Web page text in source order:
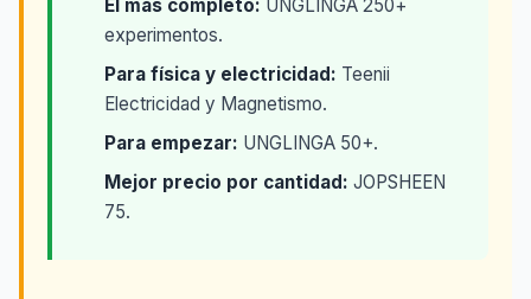
El más completo: UNGLINGA 250+
experimentos.
Para física y electricidad: Teenii
Electricidad y Magnetismo.
Para empezar: UNGLINGA 50+.
Mejor precio por cantidad: JOPSHEEN
75.